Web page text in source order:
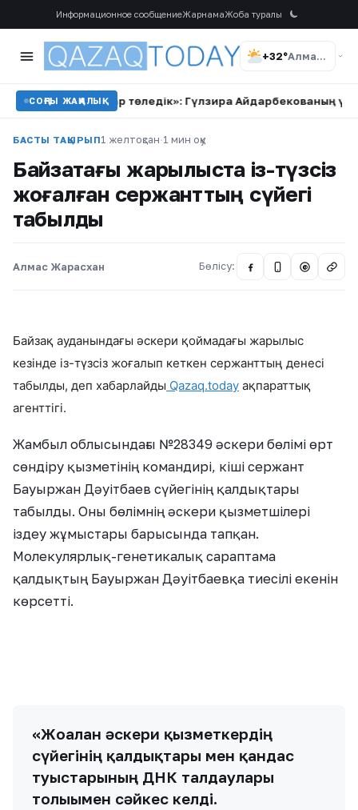
Информационное сообщениеЖарнамаЖоба туралы
+32° Алматы
СОҢҒЫ ЖАҢАЛЫҚ
доллар төледік»: Гүлзира Айдарбекованың үшінші
БАСТЫ ТАҚЫРЫП1 желтоқсан·1 мин оқу
Байзақтағы жарылыста із-түзсіз
жоғалған сержанттың сүйегі
табылды
Алмас Жарасхан Бөлісу: @
Байзақ ауданындағы әскери қоймадағы жарылыс
кезінде із-түзсіз жоғалып кеткен сержанттың денесі
табылды, деп хабарлайды Qazaq.today ақпараттық
агенттігі.
Жамбыл облысындағы №28349 әскери бөлімі өрт
сөндіру қызметінің командирі, кіші сержант
Бауыржан Дәуітбаев сүйегінің қалдықтары
табылды. Оны бөлімнің әскери қызметшілері
іздеу жұмыстары барысында тапқан.
Молекулярлық-генетикалық сараптама
қалдықтың Бауыржан Дәуітбаевқа тиесілі екенін
көрсетті.
«Жоғалған әскери қызметкердің
сүйегінің қалдықтары мен қандас
туыстарының ДНК талдаулары
толығымен сәйкес келді.